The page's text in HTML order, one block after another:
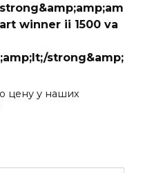
winner ii 1500 va
strong&amp;
цену у наших